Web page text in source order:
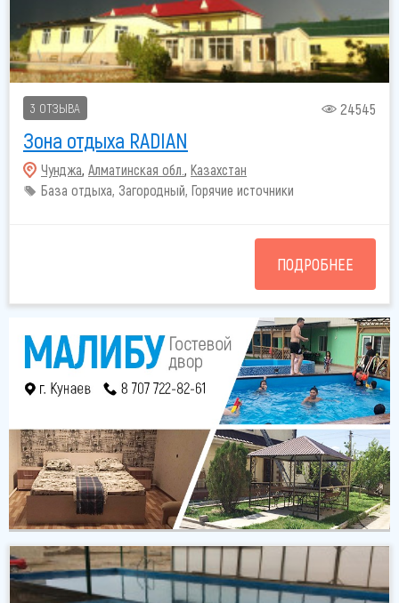
3 ОТЗЫВА 24545
Зона отдыха RADIAN
Чунджа, Алматинская обл. , Казахстан
База отдыха, Загородный, Горячие источники
ПОДРОБНЕЕ